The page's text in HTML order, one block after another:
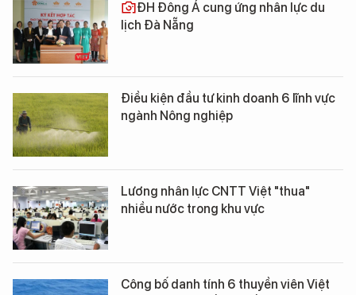
ĐH Đông Á cung ứng nhân lực du
lịch Đà Nẵng
Điều kiện đầu tư kinh doanh 6 lĩnh vực
ngành Nông nghiệp
Lương nhân lực CNTT Việt "thua"
nhiều nước trong khu vực
Công bố danh tính 6 thuyền viên Việt